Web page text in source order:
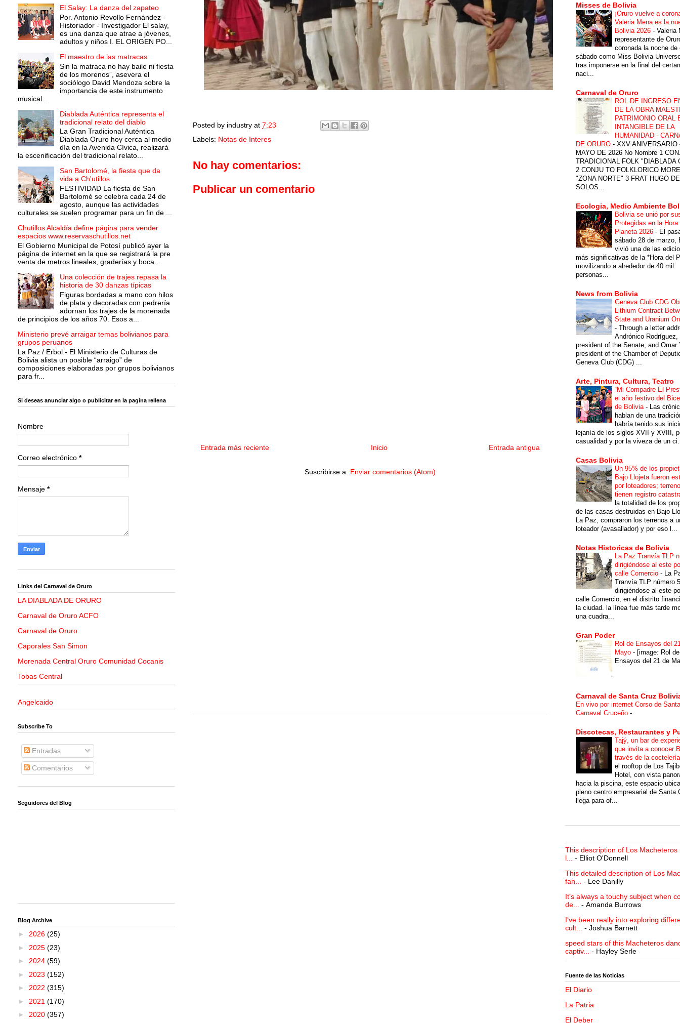
Posted by industry at 7:23
Labels: Notas de Interes
No hay comentarios:
Publicar un comentario
Entrada más reciente Entrada antigua
Inicio
Suscribirse a: Enviar comentarios (Atom)
El Salay: La danza del zapateo
Por. Antonio Revollo Fernández -
Historiador - Investigador El salay,
es una danza que atrae a jóvenes,
adultos y niños I. EL ORIGEN PO...
El maestro de las matracas
Sin la matraca no hay baile ni fiesta
de los morenos”, asevera el
sociólogo David Mendoza sobre la
importancia de este instrumento
musical...
Diablada Auténtica representa el
tradicional relato del diablo
La Gran Tradicional Auténtica
Diablada Oruro hoy cerca al medio
día en la Avenida Cívica, realizará
la escenificación del tradicional relato...
San Bartolomé, la fiesta que da
vida a Ch'utillos
FESTIVIDAD La fiesta de San
Bartolomé se celebra cada 24 de
agosto, aunque las actividades
culturales se suelen programar para un fin de ...
Chutillos Alcaldía define página para vender
espacios www.reservaschutillos.net
El Gobierno Municipal de Potosí publicó ayer la
página de internet en la que se registrará la pre
venta de metros lineales, graderías y boca...
Una colección de trajes repasa la
historia de 30 danzas típicas
Figuras bordadas a mano con hilos
de plata y decoradas con pedrería
adornan los trajes de la morenada
de principios de los años 70. Esos a...
Ministerio prevé arraigar temas bolivianos para
grupos peruanos
La Paz / Erbol.- El Ministerio de Culturas de
Bolivia alista un posible “arraigo” de
composiciones elaboradas por grupos bolivianos
para fr...
Si deseas anunciar algo o publicitar en la pagina rellena
Nombre
Correo electrónico *
Mensaje *
Links del Carnaval de Oruro
LA DIABLADA DE ORURO
Carnaval de Oruro ACFO
Carnaval de Oruro
Caporales San Simon
Morenada Central Oruro Comunidad Cocanis
Tobas Central
Angelcaido
Subscribe To
Entradas
Comentarios
Seguidores del Blog
Blog Archive
► 2026 (25)
► 2025 (23)
► 2024 (59)
► 2023 (152)
► 2022 (315)
► 2021 (170)
► 2020 (357)
Misses de Bolivia
¡Oruro vuelve a
Valeria Mena es la
Bolivia 2026 - Valeria
representante de
coronada la noche de
sábado como Miss Bolivia
tras imponerse en la final del
naci...
Carnaval de Oruro
ROL DE INGRESO
DE LA OBRA
PATRIMONIO ORAL
INTANGIBLE DE LA
HUMANIDAD -
DE ORURO - XXV ANIVERSARIO
MAYO DE 2026 No Nombre 1
TRADICIONAL FOLK "DIABLADA
2 CONJU TO FOLKLORICO
"ZONA NORTE" 3 FRAT HUGO
SOLOS...
Ecologia, Medio Ambiente
Bolivia se unió por
Protegidas en la Hora
Planeta 2026 - El
sábado 28 de marzo,
vivió una de las
más significativas de la *Hora del
movilizando a alrededor de 40 mil
personas...
News from Bolivia
Geneva Club CDG
Lithium Contract
State and Uranium
- Through a letter
Andrónico Rodríguez,
president of the Senate, and Omar
president of the Chamber of
Geneva Club (CDG) ...
Arte, Pintura, Cultura, Teatro
“Mi Compadre El
el año festivo del
de Bolivia - Las
hablan de una
habría tenido sus
lejanía de los siglos XVII y XVIII,
casualidad y por la viveza de un
Casas Bolivia
Un 95% de los
Bajo Llojeta fueron
por loteadores;
tienen registro
la totalidad de los
de las casas destruidas en Bajo
La Paz, compraron los terrenos a
loteador (avasallador) y por eso l...
Notas Historicas de Bolivia
La Paz Tranvía TLP
dirigiéndose al este
calle Comercio - La
Tranvía TLP número 5
dirigiéndose al este
calle Comercio, en el distrito
la ciudad. la línea fue más tarde
una cuadra...
Gran Poder
Rol de Ensayos del
Mayo - [image: Rol de
Ensayos del 21 de
Carnaval de Santa Cruz
En vivo por internet Corso de
Carnaval Cruceño -
Discotecas, Restaurantes y
Tajý, un bar de
que invita a conocer
través de la
el rooftop de Los
Hotel, con vista
hacia la piscina, este espacio
pleno centro empresarial de Santa
llega para of...
This description of Los Macheteros
l...
- Elliot O'Donnell
This detailed description of Los
fan...
- Lee Danilly
It's always a touchy subject when
de...
- Amanda Burrows
I've been really into exploring
cult...
- Joshua Barnett
speed stars of this Macheteros
captiv...
- Hayley Serle
Fuente de las Noticias
El Diario
La Patria
El Deber